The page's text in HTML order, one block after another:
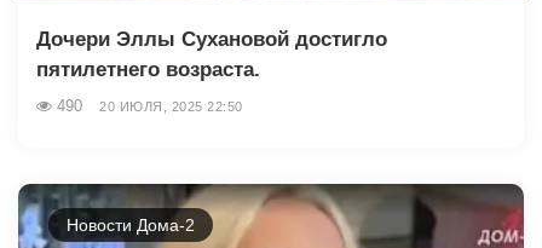
Дочери Эллы Сухановой достигло
пятилетнего возраста.
490 20 ИЮЛЯ, 2025 22:50
Новости Дома-2